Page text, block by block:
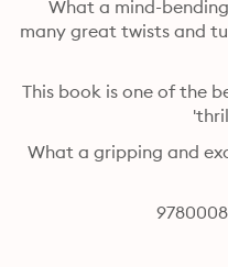
'This book is one of the best twisty-turny psychological
'What a gripping and exciting debut! A terrifying, dark